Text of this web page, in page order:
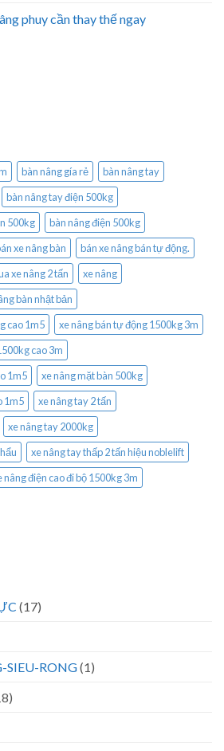
phuy cần thay thế ngay
bàn nâng gía rẻ
bàn nâng tay
bàn nâng tay điện 500kg
500kg
bàn nâng điện 500kg
xe nâng bàn
bán xe nâng bán tự động.
xe nâng 2 tấn
xe nâng
bàn nhật bản
cao 1m5
xe nâng bán tự động 1500kg 3m
cao 3m
1m5
xe nâng mặt bàn 500kg
1m5
xe nâng tay 2 tấn
xe nâng tay 2000kg
xe nâng tay thấp 2 tấn hiệu noblelift
nâng điện cao đi bộ 1500kg 3m
(17)
SIEU-RONG(1)